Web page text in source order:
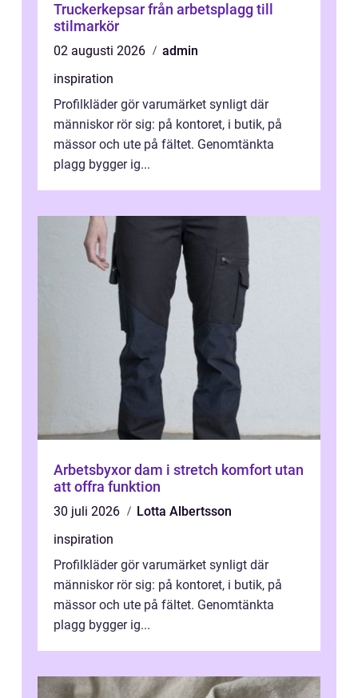
Truckerkepsar från arbetsplagg till
stilmarkör
02 augusti 2026
admin
inspiration
Profilkläder gör varumärket synligt där
människor rör sig: på kontoret, i butik, på
mässor och ute på fältet. Genomtänkta
plagg bygger ig...
Arbetsbyxor dam i stretch komfort utan
att offra funktion
30 juli 2026
Lotta Albertsson
inspiration
Profilkläder gör varumärket synligt där
människor rör sig: på kontoret, i butik, på
mässor och ute på fältet. Genomtänkta
plagg bygger ig...